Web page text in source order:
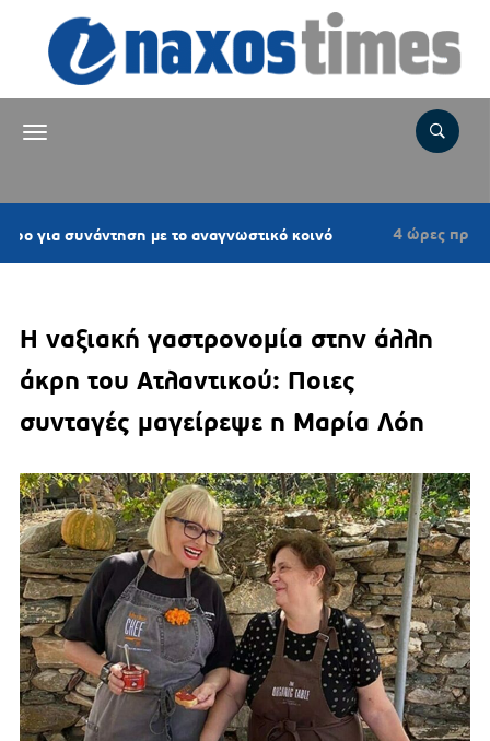
με το αναγνωστικό κοινό 4 ώρες πριν Επιτροπή
Η ναξιακή γαστρονομία στην άλλη
άκρη του Ατλαντικού: Ποιες
συνταγές μαγείρεψε η Μαρία Λόη